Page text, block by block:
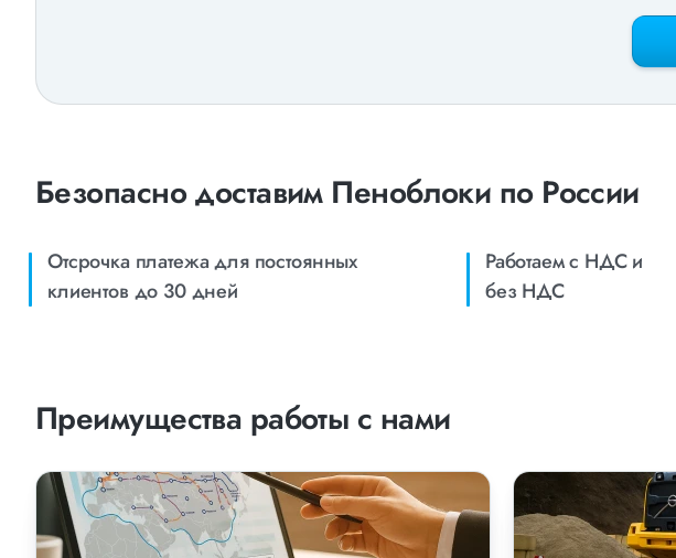
Безопасно доставим Пеноблоки по России
Отсрочка платежа для постоянных
клиентов до 30 дней
Работаем с НДС и
без НДС
Преимущества работы с нами